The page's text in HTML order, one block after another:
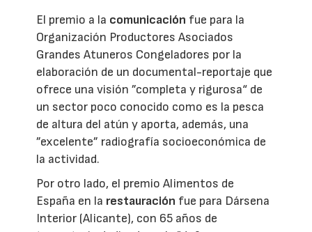
El premio a la comunicación fue para la
Organización Productores Asociados
Grandes Atuneros Congeladores por la
elaboración de un documental-reportaje que
ofrece una visión ”completa y rigurosa“ de
un sector poco conocido como es la pesca
de altura del atún y aporta, además, una
”excelente” radiografía socioeconómica de
la actividad.
Por otro lado, el premio Alimentos de
España en la restauración fue para Dársena
Interior (Alicante), con 65 años de